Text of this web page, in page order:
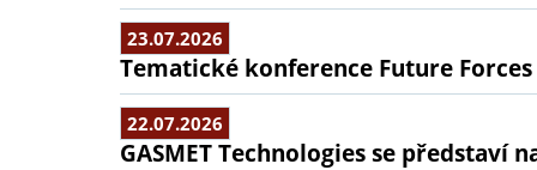
23.07.2026
Tematické konference Future
22.07.2026
GASMET Technologies se představí